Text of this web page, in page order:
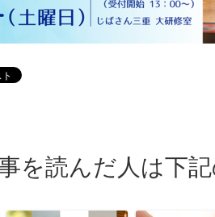
を読んだ人は下